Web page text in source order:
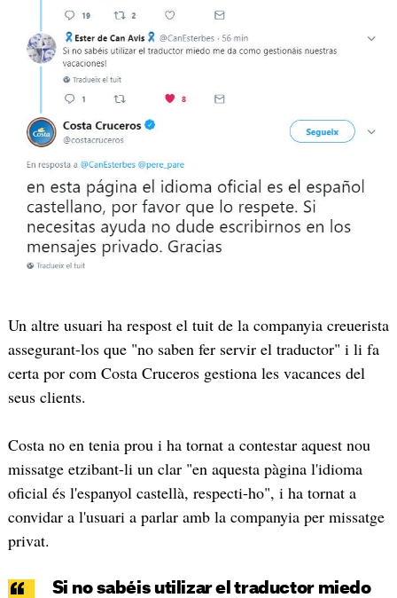
Un altre usuari ha respost el tuit de la companyia creuerista
assegurant-los que "no saben fer servir el traductor" i li fa
certa por com Costa Cruceros gestiona les vacances del
seus clients.
Costa no en tenia prou i ha tornat a contestar aquest nou
missatge etzibant-li un clar "en aquesta pàgina l'idioma
oficial és l'espanyol castellà, respecti-ho", i ha tornat a
convidar a l'usuari a parlar amb la companyia per missatge
privat.
Si no sabéis utilizar el traductor miedo